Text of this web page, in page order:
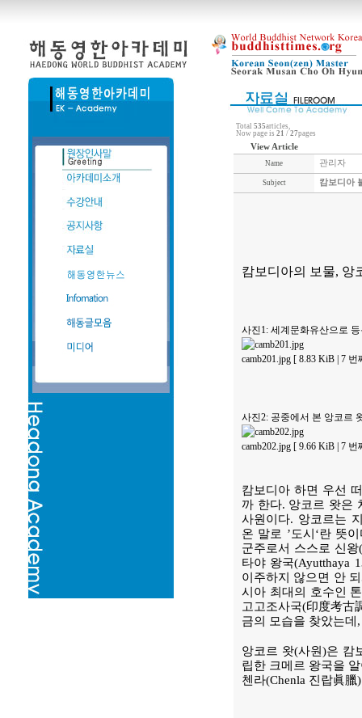
Total 535articles,
Now page is 21 / 27pages
View Article
Name 관리자
Subject 캄보디아
캄보디아의 보물, 앙
사진1: 세계문화유산으로
camb201.jpg [ 8.83 KiB | 7
사진2: 공중에서 본 앙코르
camb202.jpg [ 9.66 KiB | 7
캄보디아 하면 우선
까 한다. 앙코르 왓은
사원이다. 앙코르는
온 말로 ’도시‘란 뜻
군주로서 스스로 신
타야 왕국(Ayutthaya
이주하지 않으면 안
시아 최대의 호수인
고고조사국(印度考古
금의 모습을 찾았는
앙코르 왓(사원)은 캄
립한 크메르 왕국을
첸라(Chenla 진랍眞